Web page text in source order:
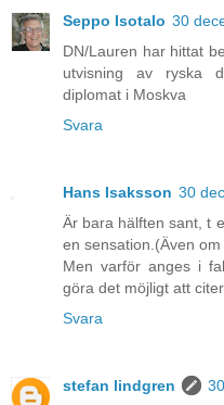
Seppo Isotalo 30
DN/Lauren har hittat
utvisning av ryska
diplomat i Moskva
Svara
Hans Isaksson 30
Är bara hälften sant, t
en sensation.(Även
Men varför anges i
göra det möjligt att
Svara
stefan lindgren